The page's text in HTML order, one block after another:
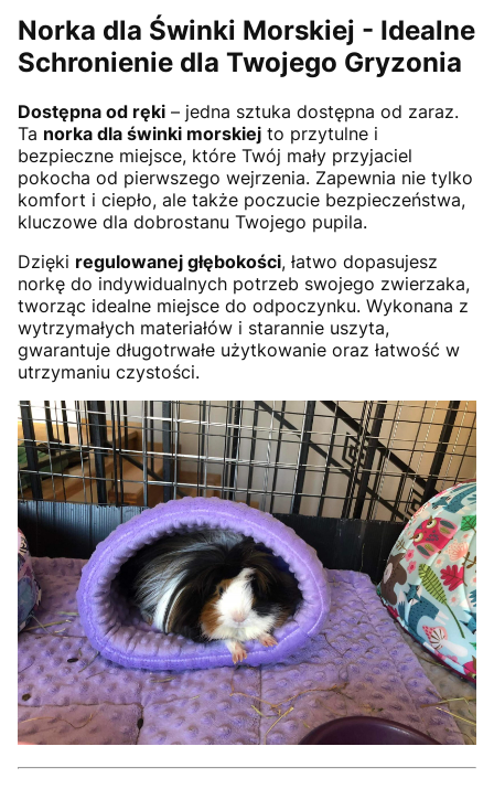
Norka dla Świnki Morskiej - Idealne
Schronienie dla Twojego Gryzonia
Dostępna od ręki – jedna sztuka dostępna od zaraz.
Ta norka dla świnki morskiej to przytulne i
bezpieczne miejsce, które Twój mały przyjaciel
pokocha od pierwszego wejrzenia. Zapewnia nie tylko
komfort i ciepło, ale także poczucie bezpieczeństwa,
kluczowe dla dobrostanu Twojego pupila.
Dzięki regulowanej głębokości, łatwo dopasujesz
norkę do indywidualnych potrzeb swojego zwierzaka,
tworząc idealne miejsce do odpoczynku. Wykonana z
wytrzymałych materiałów i starannie uszyta,
gwarantuje długotrwałe użytkowanie oraz łatwość w
utrzymaniu czystości.